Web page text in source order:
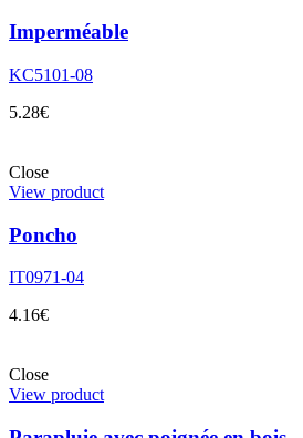
Imperméable
KC5101-08
5.28€
Close
View product
Poncho
IT0971-04
4.16€
Close
View product